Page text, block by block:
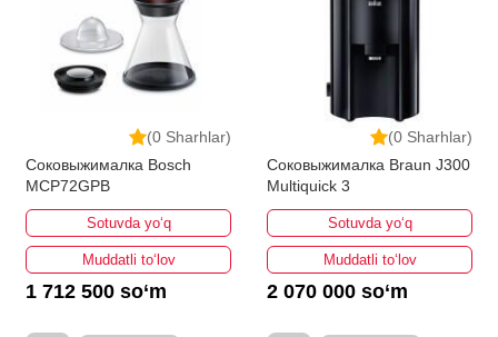
(0 Sharhlar)
Соковыжималка Bosch
MCP72GPB
Sotuvda yo‘q
Muddatli to‘lov
1 712 500 so‘m
(0 Sharhlar)
Соковыжималка Braun J300
Multiquick 3
Sotuvda yo‘q
Muddatli to‘lov
2 070 000 so‘m